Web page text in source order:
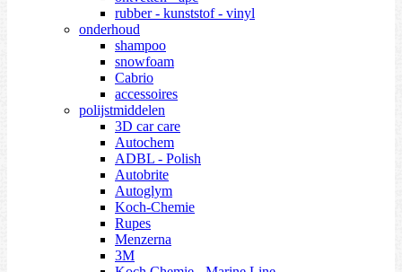
rubber - kunststof - vinyl
onderhoud
shampoo
snowfoam
Cabrio
accessoires
polijstmiddelen
3D car care
Autochem
ADBL - Polish
Autobrite
Autoglym
Koch-Chemie
Rupes
Menzerna
3M